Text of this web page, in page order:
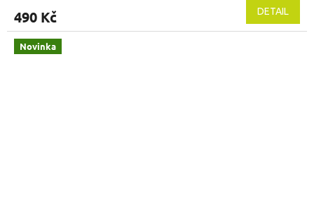
490 Kč DETAIL
Novinka